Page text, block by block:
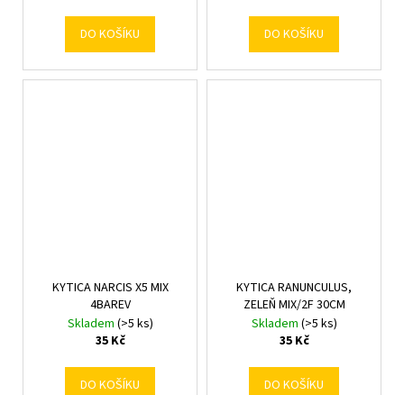
DO KOŠÍKU DO KOŠÍKU
KYTICA NARCIS X5 MIX
4BAREV
Skladem (>5 ks)
35 Kč
DO KOŠÍKU
KYTICA RANUNCULUS,
ZELEŇ MIX/2F 30CM
Skladem (>5 ks)
35 Kč
DO KOŠÍKU